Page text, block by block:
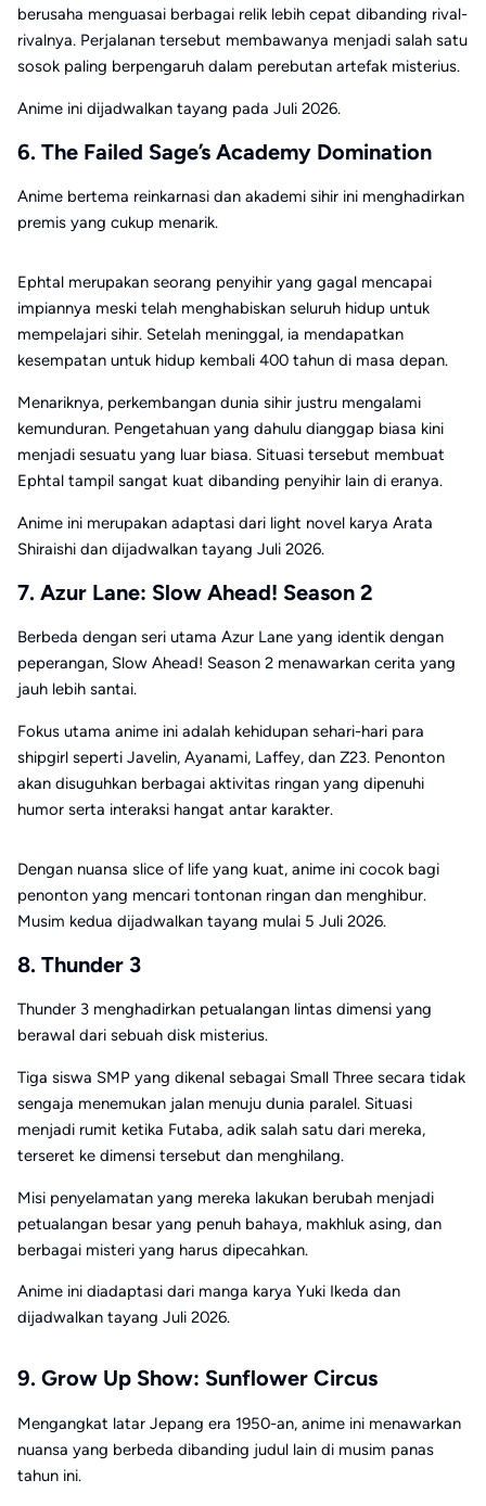
berusaha menguasai berbagai relik lebih cepat dibanding rival-
rivalnya. Perjalanan tersebut membawanya menjadi salah satu
sosok paling berpengaruh dalam perebutan artefak misterius.
Anime ini dijadwalkan tayang pada Juli 2026.
6. The Failed Sage’s Academy Domination
Anime bertema reinkarnasi dan akademi sihir ini menghadirkan
premis yang cukup menarik.
Ephtal merupakan seorang penyihir yang gagal mencapai
impiannya meski telah menghabiskan seluruh hidup untuk
mempelajari sihir. Setelah meninggal, ia mendapatkan
kesempatan untuk hidup kembali 400 tahun di masa depan.
Menariknya, perkembangan dunia sihir justru mengalami
kemunduran. Pengetahuan yang dahulu dianggap biasa kini
menjadi sesuatu yang luar biasa. Situasi tersebut membuat
Ephtal tampil sangat kuat dibanding penyihir lain di eranya.
Anime ini merupakan adaptasi dari light novel karya Arata
Shiraishi dan dijadwalkan tayang Juli 2026.
7. Azur Lane: Slow Ahead! Season 2
Berbeda dengan seri utama Azur Lane yang identik dengan
peperangan, Slow Ahead! Season 2 menawarkan cerita yang
jauh lebih santai.
Fokus utama anime ini adalah kehidupan sehari-hari para
shipgirl seperti Javelin, Ayanami, Laffey, dan Z23. Penonton
akan disuguhkan berbagai aktivitas ringan yang dipenuhi
humor serta interaksi hangat antar karakter.
Dengan nuansa slice of life yang kuat, anime ini cocok bagi
penonton yang mencari tontonan ringan dan menghibur.
Musim kedua dijadwalkan tayang mulai 5 Juli 2026.
8. Thunder 3
Thunder 3 menghadirkan petualangan lintas dimensi yang
berawal dari sebuah disk misterius.
Tiga siswa SMP yang dikenal sebagai Small Three secara tidak
sengaja menemukan jalan menuju dunia paralel. Situasi
menjadi rumit ketika Futaba, adik salah satu dari mereka,
terseret ke dimensi tersebut dan menghilang.
Misi penyelamatan yang mereka lakukan berubah menjadi
petualangan besar yang penuh bahaya, makhluk asing, dan
berbagai misteri yang harus dipecahkan.
Anime ini diadaptasi dari manga karya Yuki Ikeda dan
dijadwalkan tayang Juli 2026.
9. Grow Up Show: Sunflower Circus
Mengangkat latar Jepang era 1950-an, anime ini menawarkan
nuansa yang berbeda dibanding judul lain di musim panas
tahun ini.